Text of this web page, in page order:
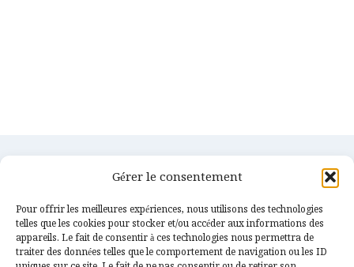
Gérer le consentement
Pour offrir les meilleures expériences, nous utilisons des technologies
telles que les cookies pour stocker et/ou accéder aux informations des
appareils. Le fait de consentir à ces technologies nous permettra de
traiter des données telles que le comportement de navigation ou les ID